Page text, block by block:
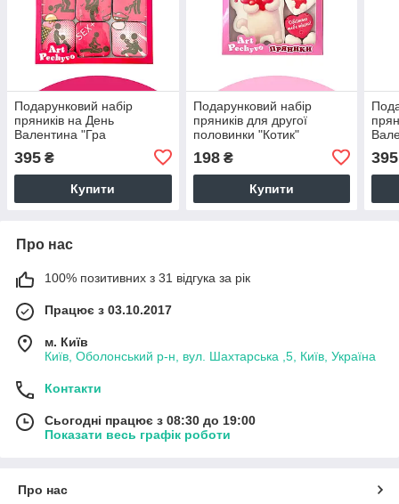
Подарунковий набір
пряників на День
Валентина "Гра
395 ₴
Купити
Подарунковий набір
пряників для другої
половинки "Котик"
198₴
Купити
395
Про нас
100% позитивних з 31 відгука за рік
Працює з 03.10.2017
м. Київ
Київ, Оболонський р-н, вул. Шахтарська ,5, Київ, Україна
Контакти
Сьогодні працює з 08:30 до 19:00
Показати весь графік роботи
Про нас